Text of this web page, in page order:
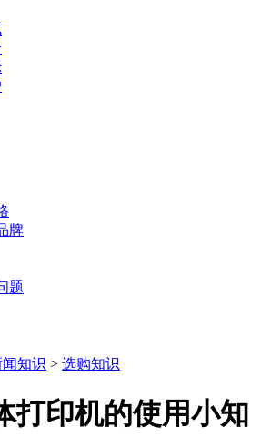
牌
题
闻知识 > 选购知识
打印机的使用小知